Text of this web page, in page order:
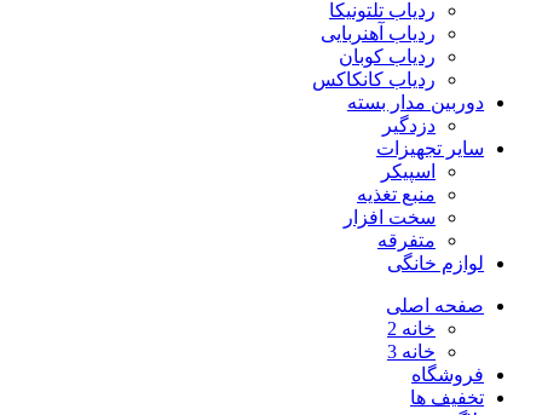
ردیاب تلتونیکا
ردیاب آهنربایی
ردیاب کوبان
ردیاب کانکاکس
دوربین مدار بسته
دزدگیر
سایر تجهیزات
اسپیکر
منبع تغذیه
سخت افزار
متفرقه
لوازم خانگی
صفحه اصلی
خانه 2
خانه 3
فروشگاه
تخفیف ها